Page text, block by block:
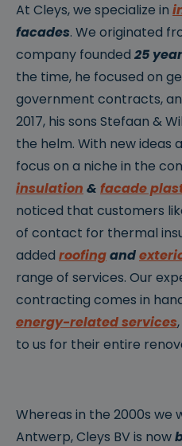
At Cleys, we specialize in
facades. We originated
company founded 25
the time, he focused on
government contracts,
2017, his sons Stefaan &
the helm. With new ideas
focus on a niche in the
insulation & facade
noticed that customers
of contact for thermal
added roofingand
range of services. Our
contracting comes in
energy-related services
to us for their entire
Whereas in the 2000s we
Antwerp, Cleys BV is now